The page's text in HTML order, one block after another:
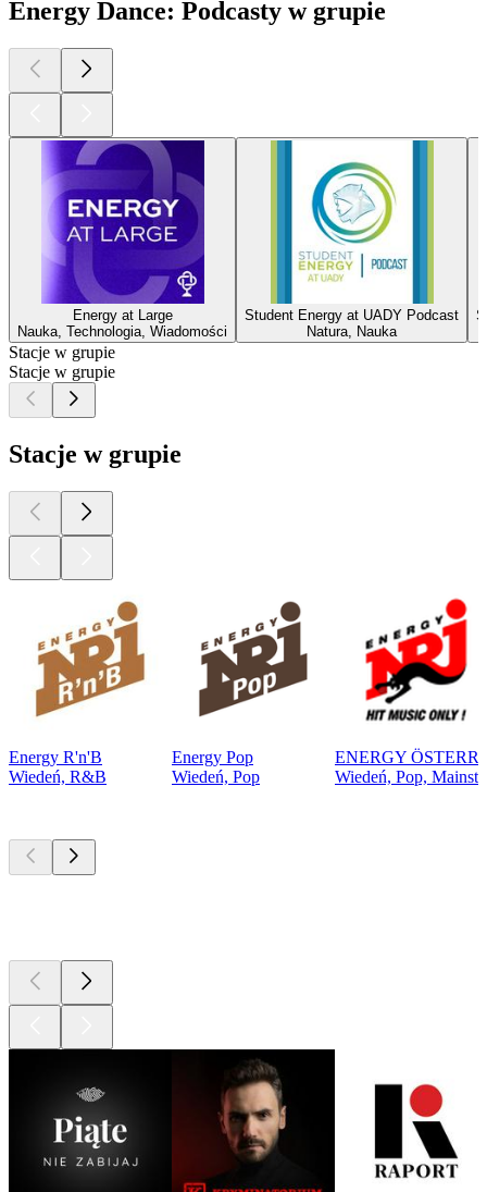
Energy Dance: Podcasty w grupie
Energy at Large
Nauka, Technologia, Wiadomości
Student Energy at UADY Podcast
Natura, Nauka
Stacje w grupie
Stacje w grupie
Stacje w grupie
Energy R'n'B
Wiedeń, R&B
Energy Pop
Wiedeń, Pop
ENERGY
Wiedeń, Pop,